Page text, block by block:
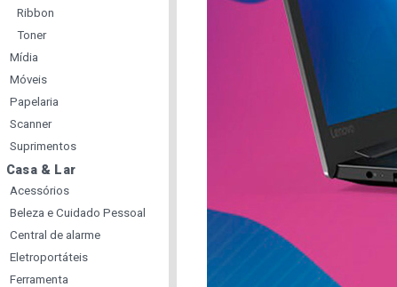
Ribbon
Toner
Mídia
Móveis
Papelaria
Scanner
Suprimentos
Casa & Lar
Acessórios
Beleza e Cuidado Pessoal
Central de alarme
Eletroportáteis
Ferramenta